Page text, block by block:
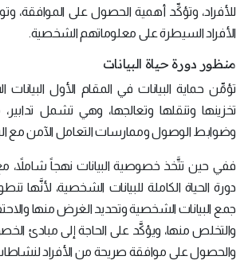
للأفراد، وتؤكِّد أهمية الحصول على الموافقة،
الأفراد السيطرة على معلوماتهم الشخصية.
منظور دورة حياة البيانات
تؤمِّن حماية البيانات في المقام الأول
تخزينها وتنقلها وتعالجها، وهي تشمل تدابير،
وضوابط الوصول وممارسات التعامل الآمن مع
ففي حين تتَّخذ خصوصية البيانات نهجاً شاملاً،
دورة الحياة الكاملة للبيانات الشخصية، لأنَّها
جمع البيانات الشخصية وتحديد الغرض منها
والتخلص منها، ويؤكَّد على الحاجة إلى مبادئ
والحصول على موافقة صريحة من الأفراد لنشاطات